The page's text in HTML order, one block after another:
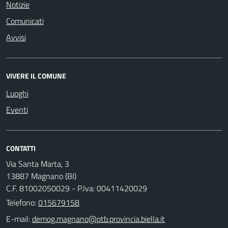
Notizie
Comunicati
Avvisi
VIVERE IL COMUNE
Luoghi
Eventi
CONTATTI
Via Santa Marta, 3
13887 Magnano (BI)
C.F. 81002050029 - P.Iva: 00411420029
Telefono:015679158
E-mail: